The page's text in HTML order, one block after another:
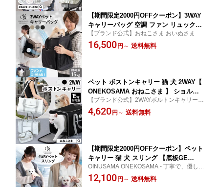
【期間限定2000円OFFクーポン】3WAY
キャリーバッグ 空調 ファン リュック O
NEKOSAMA OINUSAMA バックパック
リュックキャリー キャリーケース キャ
【ブランド公式】おねこさま おいぬさま 大
容量 撥水 サコッシュ お出掛け 冷感 夏 暑さ
対策 クール 涼しい 通気性 メッシュ 扇風機
16,500円 ～ 送料無料
ペット ボストンキャリー 猫 犬 2WAY【
ONEKOSAMA おねこさま 】 ショルダ
ー キャリーケース キャリーバッグ ペッ
トキャリー 避難 災害対策 防災 小型犬
【ブランド公式】2WAYボルトンキャリー
猫 犬 バックパック トート ショルダー キャ
リーケース キャリーバッグ 多頭 小型犬 ね
4,620円 ～ 送料無料
【期間限定2000円OFFクーポン】ペット
キャリー 猫 犬 スリング 【底板GE
T！】 マルチ 抱っこ紐 OINUSAMA ON
EKOSAMA 抱っこひも ショルダーバッ
OINUSAMA ONEKOSAMA - 丁寧で、優し
いもの作り -中型犬 小型犬 フレブル トイプ
ードル
12,100円 ～ 送料無料